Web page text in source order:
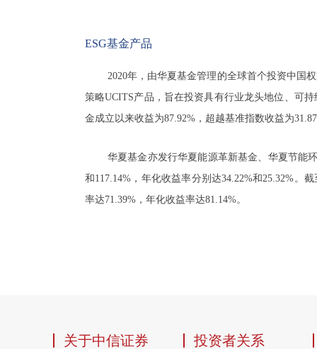
ESG基金产品
2020年，由华夏基金管理的全球首个投资中国
策略UCITS产品，旨在投资具有行业龙头地位、可
金成立以来收益为87.92%，超越基准指数收益为
华夏基金亦发行华夏能源革新基金、华夏节能
和117.14%，年化收益率分别达34.22%和25.32%。
率达71.39%，年化收益率达81.14%。
关于中信证券 投资者关系